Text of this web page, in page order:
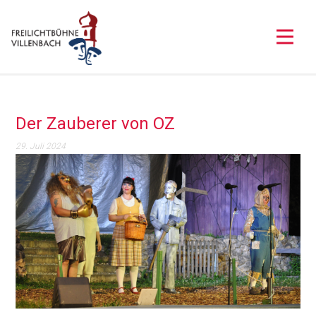
Der Zauberer von OZ
29. Juli 2024